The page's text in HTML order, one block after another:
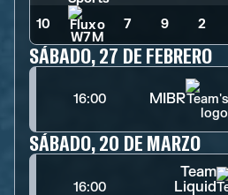
10 7 9 2
SÁBADO, 27 DE FEBRERO
16:00 MIBR
SÁBADO, 20 DE MARZO
16:00
Team
Liquid